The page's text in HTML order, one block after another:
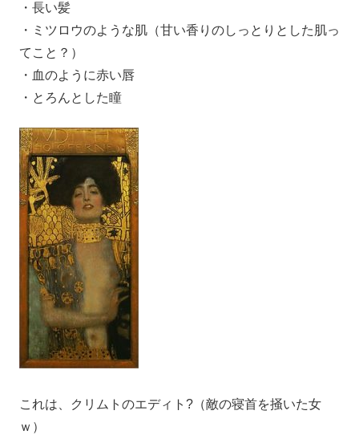
・長い髪
・ミツロウのような肌（甘い香りのしっとりとした肌っ
てこと？）
・血のように赤い唇
・とろんとした瞳
これは、クリムトのエディト?（敵の寝首を掻いた女
ｗ）